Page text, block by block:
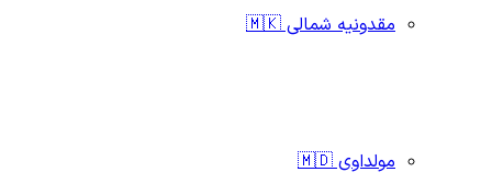
مقدونیه شمالی 🇲🇰
مولداوی 🇲🇩